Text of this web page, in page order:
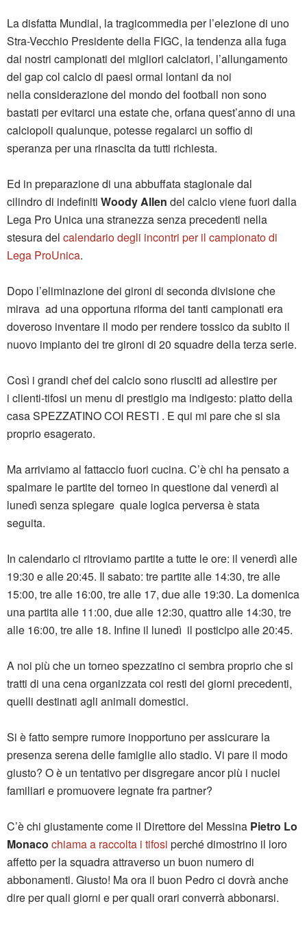
La disfatta Mundial, la tragicommedia per l’elezione di uno
Stra-Vecchio Presidente della FIGC, la tendenza alla fuga
dai nostri campionati dei migliori calciatori, l’allungamento
del gap col calcio di paesi ormai lontani da noi
nella considerazione del mondo del football non sono
bastati per evitarci una estate che, orfana quest’anno di una
calciopoli qualunque, potesse regalarci un soffio di
speranza per una rinascita da tutti richiesta.
Ed in preparazione di una abbuffata stagionale dal
cilindro di indefiniti Woody Allen del calcio viene fuori dalla
Lega Pro Unica una stranezza senza precedenti nella
stesura del calendario degli incontri per il campionato di
Lega ProUnica.
Dopo l’eliminazione dei gironi di seconda divisione che
mirava ad una opportuna riforma dei tanti campionati era
doveroso inventare il modo per rendere tossico da subito il
nuovo impianto dei tre gironi di 20 squadre della terza serie.
Così i grandi chef del calcio sono riusciti ad allestire per
i clienti-tifosi un menu di prestigio ma indigesto: piatto della
casa SPEZZATINO COI RESTI . E qui mi pare che si sia
proprio esagerato.
Ma arriviamo al fattaccio fuori cucina. C’è chi ha pensato a
spalmare le partite del torneo in questione dal venerdì al
lunedì senza spiegare quale logica perversa è stata
seguita.
In calendario ci ritroviamo partite a tutte le ore: il venerdì alle
19:30 e alle 20:45. Il sabato: tre partite alle 14:30, tre alle
15:00, tre alle 16:00, tre alle 17, due alle 19:30. La domenica
una partita alle 11:00, due alle 12:30, quattro alle 14:30, tre
alle 16:00, tre alle 18. Infine il lunedì il posticipo alle 20:45.
A noi più che un torneo spezzatino ci sembra proprio che si
tratti di una cena organizzata coi resti dei giorni precedenti,
quelli destinati agli animali domestici.
Si è fatto sempre rumore inopportuno per assicurare la
presenza serena delle famiglie allo stadio. Vi pare il modo
giusto? O è un tentativo per disgregare ancor più i nuclei
familiari e promuovere legnate fra partner?
C’è chi giustamente come il Direttore del Messina Pietro Lo
Monaco chiama a raccolta i tifosi perché dimostrino il loro
affetto per la squadra attraverso un buon numero di
abbonamenti. Giusto! Ma ora il buon Pedro ci dovrà anche
dire per quali giorni e per quali orari converrà abbonarsi.